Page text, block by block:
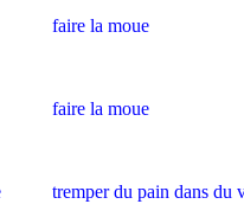
faire la moue
faire la moue
tremper du pain dans du